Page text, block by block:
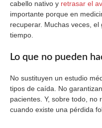
cabello nativo y retrasar el
importante porque en
recuperar. Muchas veces,
tiempo.
Lo que no pueden
No sustituyen un estudio
tipos de caída. No
pacientes. Y, sobre todo, no
cuando existe una pérdida